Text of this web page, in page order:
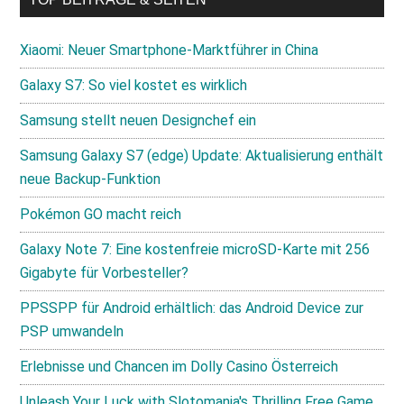
Xiaomi: Neuer Smartphone-Marktführer in China
Galaxy S7: So viel kostet es wirklich
Samsung stellt neuen Designchef ein
Samsung Galaxy S7 (edge) Update: Aktualisierung enthält
neue Backup-Funktion
Pokémon GO macht reich
Galaxy Note 7: Eine kostenfreie microSD-Karte mit 256
Gigabyte für Vorbesteller?
PPSSPP für Android erhältlich: das Android Device zur
PSP umwandeln
Erlebnisse und Chancen im Dolly Casino Österreich